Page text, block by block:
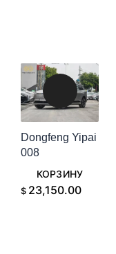
Dongfeng Yipai
008
$ 23,150.00
ДОБАВИТЬ В
КОРЗИНУ